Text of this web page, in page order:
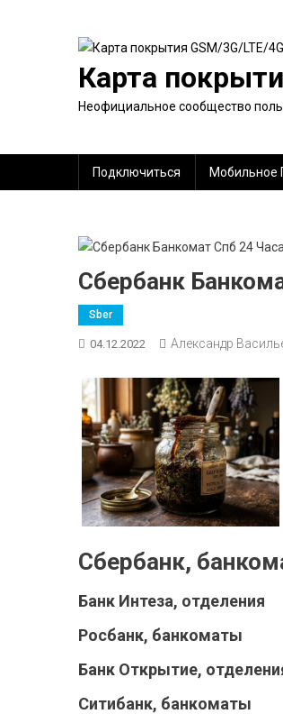
содержимому
Карта
Неофициальное сообщество
Подключиться Мобильное
Сбербанк
Sber
04.12.2022 Александр
Сбербанк,
Банк Интеза, отделения
Росбанк, банкоматы
Банк Открытие,
Ситибанк, банкоматы